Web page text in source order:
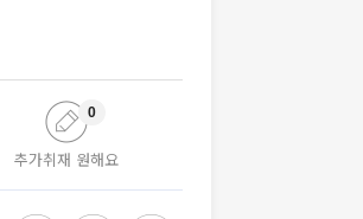
추가취재 원해요
0